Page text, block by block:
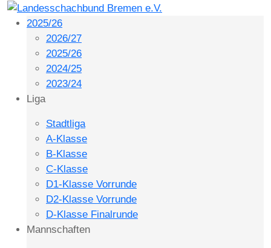
2025/26
2026/27
2025/26
2024/25
2023/24
Liga
Stadtliga
A-Klasse
B-Klasse
C-Klasse
D1-Klasse Vorrunde
D2-Klasse Vorrunde
D-Klasse Finalrunde
Mannschaften